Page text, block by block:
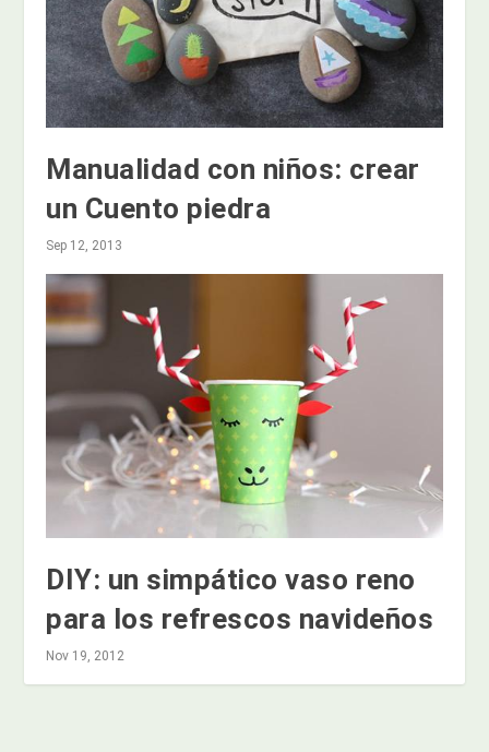
Manualidad con niños: crear
un Cuento piedra
Sep 12, 2013
DIY: un simpático vaso reno
para los refrescos navideños
Nov 19, 2012